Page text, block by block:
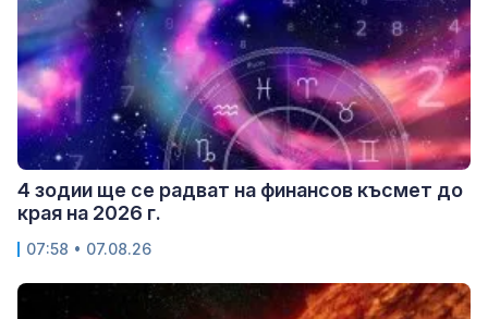
4 зодии ще се радват на финансов късмет до
края на 2026 г.
07:58 • 07.08.26